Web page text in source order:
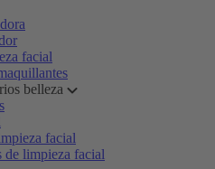
facial
belleza
facial
de limpieza facial